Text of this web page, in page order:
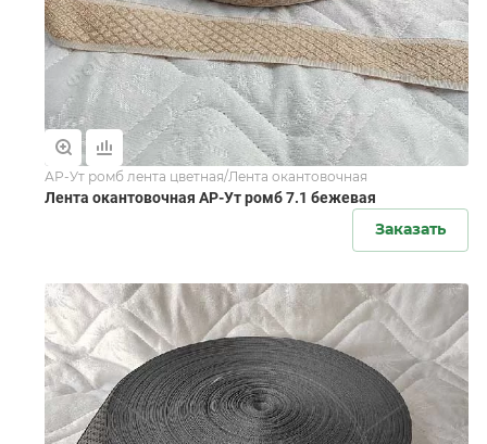
АР-Ут ромб лента цветная/Лента окантовочная
Лента окантовочная АР-Ут ромб 7.1 бежевая
Заказать